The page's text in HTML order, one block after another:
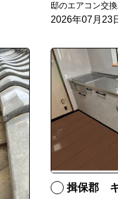
邸のエアコン交
2026年07月23
揖保郡 キ